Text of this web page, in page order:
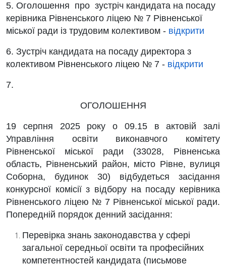
5. Оголошення про зустріч кандидата на посаду
керівника Рівненського ліцею № 7 Рівненської
міської ради із трудовим колективом - відкрити
6. Зустріч кандидата на посаду директора з
колективом Рівненського ліцею № 7 - відкрити
7.
ОГОЛОШЕННЯ
19 серпня 2025 року о 09.15 в актовій залі
Управління освіти виконавчого комітету
Рівненської міської ради (33028, Рівненська
область, Рівненський район, місто Рівне, вулиця
Соборна, будинок 30) відбудеться засідання
конкурсної комісії з відбору на посаду керівника
Рівненського ліцею № 7 Рівненської міської ради.
Попередній порядок денний засідання:
Перевірка знань законодавства у сфері
загальної середньої освіти та професійних
компетентностей кандидата (письмове